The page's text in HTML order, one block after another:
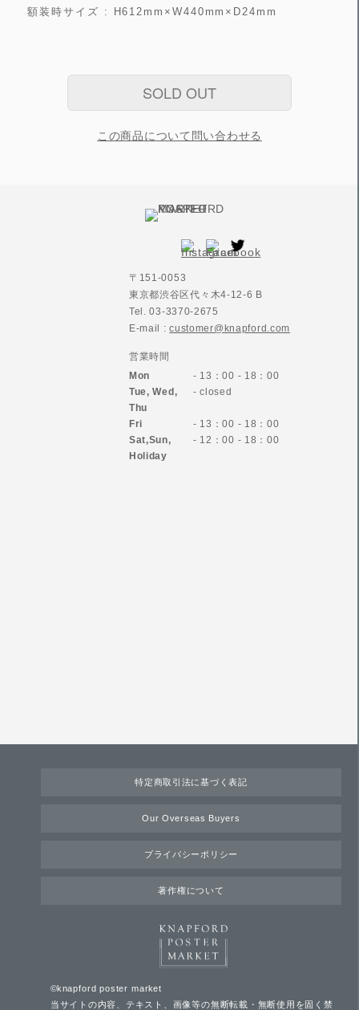
額装時サイズ : H612mm×W440mm×D24mm
SOLD OUT
この商品について問い合わせる
〒151-0053
東京都渋谷区代々木4-12-6 B
Tel. 03-3370-2675
E-mail :customer@knapford.com
営業時間
Mon
- 13：00 - 18：00
Tue, Wed,
Thu
- closed
Fri
- 13：00 - 18：00
Sat,Sun,
Holiday
- 12：00 - 18：00
特定商取引法に基づく表記
Our Overseas Buyers
プライバシーポリシー
著作権について
©knapford poster market
当サイトの内容、テキスト、画像等の無断転載・無断使用を固く禁